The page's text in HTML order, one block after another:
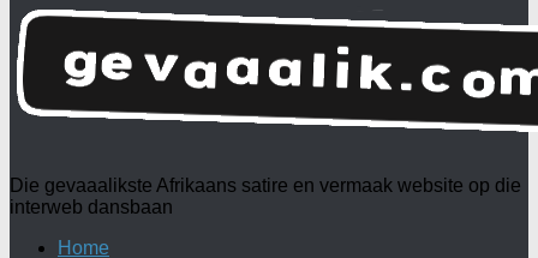
Die gevaaalikste Afrikaans satire en vermaak website op die
interweb dansbaan
Home